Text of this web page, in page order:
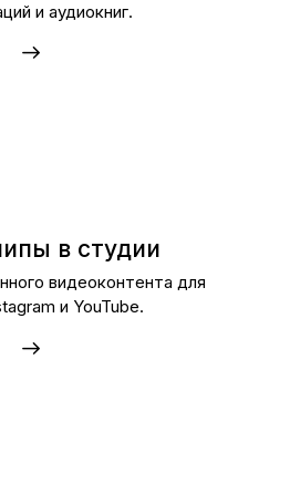
и аудиокниг.
в студии
видеоконтента для
и YouTube.